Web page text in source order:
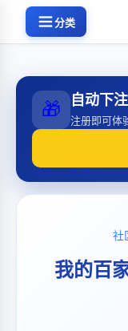
分类
🎁 自动下
注册即可体
社
我的百